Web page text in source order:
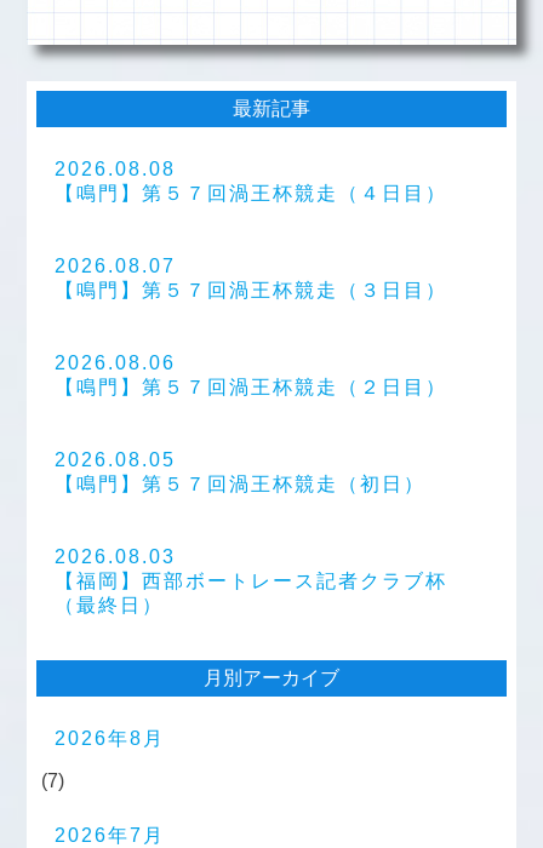
最新記事
2026.08.08
【鳴門】第５７回渦王杯競走（４日目）
2026.08.07
【鳴門】第５７回渦王杯競走（３日目）
2026.08.06
【鳴門】第５７回渦王杯競走（２日目）
2026.08.05
【鳴門】第５７回渦王杯競走（初日）
2026.08.03
【福岡】西部ボートレース記者クラブ杯
（最終日）
月別アーカイブ
2026年8月
(7)
2026年7月